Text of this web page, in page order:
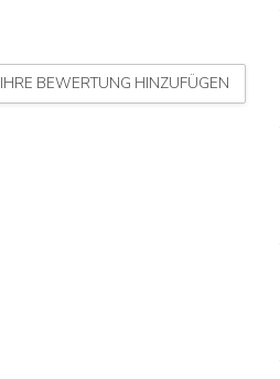
IHRE BEWERTUNG HINZUFÜGEN